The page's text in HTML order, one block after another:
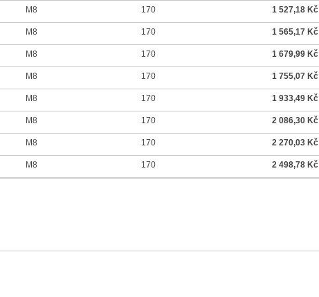
M8 170 1 527,18 Kč
M8 170 1 565,17 Kč
M8 170 1 679,99 Kč
M8 170 1 755,07 Kč
M8 170 1 933,49 Kč
M8 170 2 086,30 Kč
M8 170 2 270,03 Kč
M8 170 2 498,78 Kč